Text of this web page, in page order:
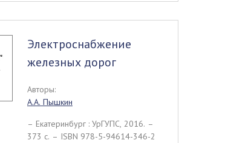
Электроснабжение
железных дорог
Авторы:
А.А. Пышкин
– Екатеринбург : УрГУПС, 2016. –
373 c. – ISBN 978-5-94614-346-2